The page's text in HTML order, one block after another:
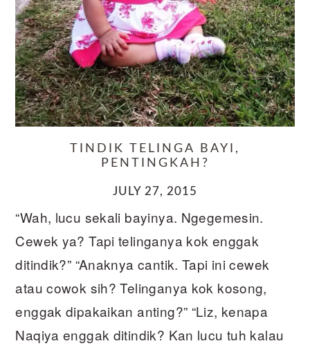
TINDIK TELINGA BAYI,
PENTINGKAH?
JULY 27, 2015
“Wah, lucu sekali bayinya. Ngegemesin.
Cewek ya? Tapi telinganya kok enggak
ditindik?” “Anaknya cantik. Tapi ini cewek
atau cowok sih? Telinganya kok kosong,
enggak dipakaikan anting?” “Liz, kenapa
Naqiya enggak ditindik? Kan lucu tuh kalau